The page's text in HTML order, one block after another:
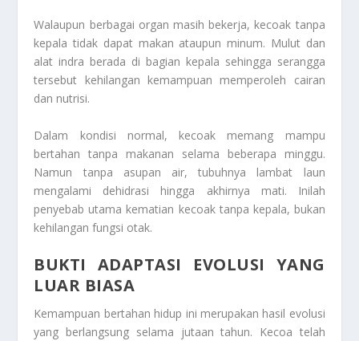
Walaupun berbagai organ masih bekerja, kecoak tanpa
kepala tidak dapat makan ataupun minum. Mulut dan
alat indra berada di bagian kepala sehingga serangga
tersebut kehilangan kemampuan memperoleh cairan
dan nutrisi.
Dalam kondisi normal, kecoak memang mampu
bertahan tanpa makanan selama beberapa minggu.
Namun tanpa asupan air, tubuhnya lambat laun
mengalami dehidrasi hingga akhirnya mati. Inilah
penyebab utama kematian kecoak tanpa kepala, bukan
kehilangan fungsi otak.
BUKTI ADAPTASI EVOLUSI YANG
LUAR BIASA
Kemampuan bertahan hidup ini merupakan hasil evolusi
yang berlangsung selama jutaan tahun. Kecoa telah